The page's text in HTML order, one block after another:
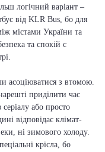
логічний варіант –
від KLR Bus, бо для
містами України та
та спокій є
асоціюватися з втомою.
приділити час
або просто
відповідає клімат-
ні зимового холоду.
крісла, бо